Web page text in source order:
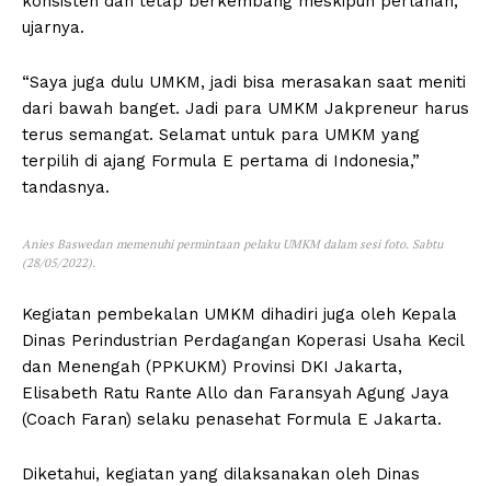
ujarnya.
“Saya juga dulu UMKM, jadi bisa merasakan saat meniti
dari bawah banget. Jadi para UMKM Jakpreneur harus
terus semangat. Selamat untuk para UMKM yang
terpilih di ajang Formula E pertama di Indonesia,”
tandasnya.
Anies Baswedan memenuhi permintaan pelaku UMKM dalam sesi foto. Sabtu
(28/05/2022).
Kegiatan pembekalan UMKM dihadiri juga oleh Kepala
Dinas Perindustrian Perdagangan Koperasi Usaha Kecil
dan Menengah (PPKUKM) Provinsi DKI Jakarta,
Elisabeth Ratu Rante Allo dan Faransyah Agung Jaya
(Coach Faran) selaku penasehat Formula E Jakarta.
Diketahui, kegiatan yang dilaksanakan oleh Dinas